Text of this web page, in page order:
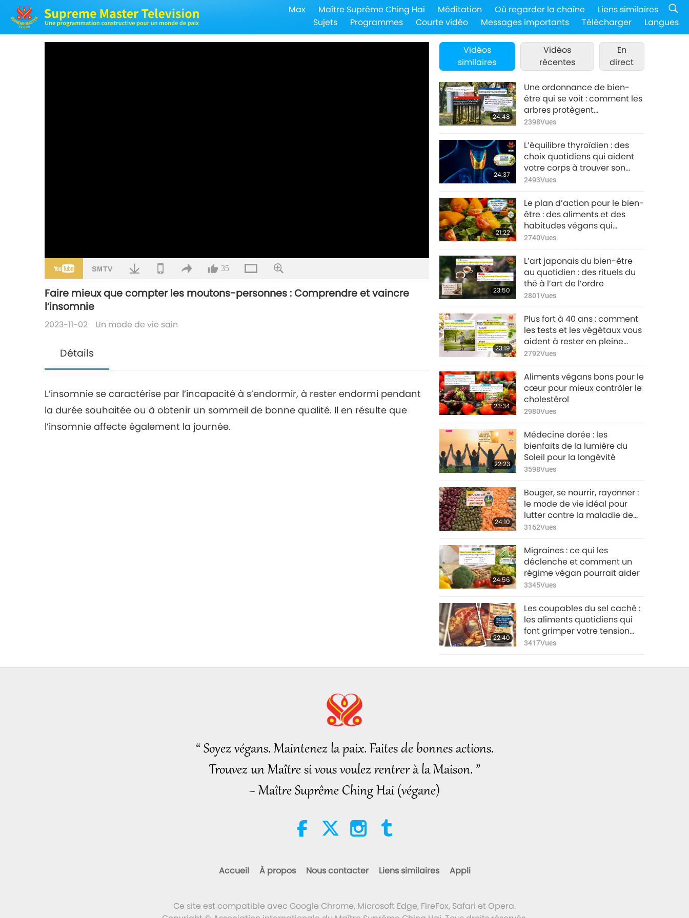
Max Maître Suprême Ching Hai Méditation Où regarder la chaîne
Liens similaires
Sujets
Programmes Courte vidéo Messages importants Télécharger Langues
35
Faire mieux que compter les moutons-personnes : Comprendre et vaincre
l’insomnie
2023-11-02 Un mode de vie sain
Détails
L’insomnie se caractérise par l’incapacité à s’endormir, à rester endormi pendant
la durée souhaitée ou à obtenir un sommeil de bonne qualité. Il en résulte que
l’insomnie affecte également la journée.
Vidéos
similaires
Vidéos
récentes
En
direct
24:48
Une ordonnance de bien-
être qui se voit : comment les
arbres protègent
discrètement notre santé
2398Vues
24:37
L’équilibre thyroïdien : des
choix quotidiens qui aident
votre corps à trouver son
rythme
2493Vues
21:22
Le plan d’action pour le bien-
être : des aliments et des
habitudes végans qui
suscitent la joie intérieure
2740Vues
23:50
L’art japonais du bien-être
au quotidien : des rituels du
thé à l’art de l’ordre
2801Vues
23:19
Plus fort à 40 ans : comment
les tests et les végétaux vous
aident à rester en pleine
forme
2792Vues
23:34
Aliments végans bons pour le
cœur pour mieux contrôler le
cholestérol
2980Vues
22:23
Médecine dorée : les
bienfaits de la lumière du
Soleil pour la longévité
3598Vues
24:10
Bouger, se nourrir, rayonner :
le mode de vie idéal pour
lutter contre la maladie de
Parkinson
3162Vues
24:56
Migraines : ce qui les
déclenche et comment un
régime végan pourrait aider
3345Vues
22:40
Les coupables du sel caché :
les aliments quotidiens qui
font grimper votre tension
artérielle
3417Vues
“ Soyez végans. Maintenez la paix. Faites de bonnes actions.
Trouvez un Maître si vous voulez rentrer à la Maison. ”
~ Maître Suprême Ching Hai (végane)
Accueil À propos Nous contacter Liens similaires Appli
Ce site est compatible avec Google Chrome, Microsoft Edge, FireFox, Safari et Opera.